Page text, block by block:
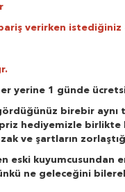
verirken
yerine 1 günde
birebir aynı
hediyemizle birlikte
ve şartların
eski kuyumcusundan
ne geleceğini